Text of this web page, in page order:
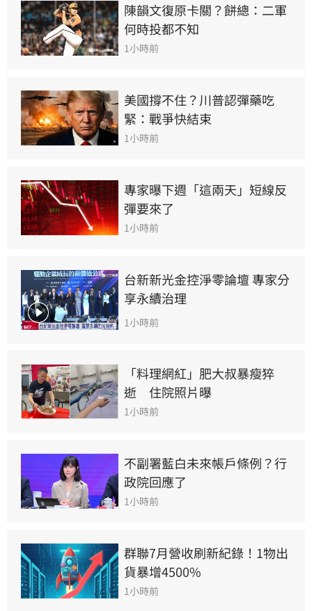
陳韻文復原卡關？餅總：二軍
何時投都不知
1小時前
美國撐不住？川普認彈藥吃
緊：戰爭快結束
1小時前
專家曝下週「這兩天」短線反
彈要來了
1小時前
台新新光金控淨零論壇 專家分
享永續治理
1小時前
「料理網紅」肥大叔暴瘦猝
逝　住院照片曝
1小時前
不副署藍白未來帳戶條例？行
政院回應了
1小時前
群聯7月營收刷新紀錄！1物出
貨暴增4500%
1小時前